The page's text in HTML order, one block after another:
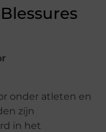
onder atleten en
zijn
in het